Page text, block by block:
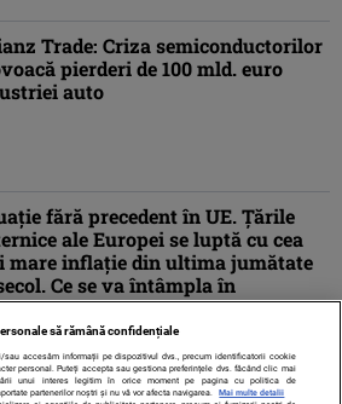
Trade: Criza semiconductorilor
pierderi de 100 mld. euro
auto
fără precedent în UE. Țările
ale Europei se luptă cu cea
mare inflație din ultima jumătate
Ce se va întâmpla în
să rămână confidențiale
accesăm informații pe dispozitivul dvs., precum identificatorii cookie
personal. Puteți accepta sau gestiona preferințele dvs. făcând clic mai
unui interes legitim în orice moment pe pagina cu politica de
partenerilor noștri și nu vă vor afecta navigarea.
Mai multe detalii